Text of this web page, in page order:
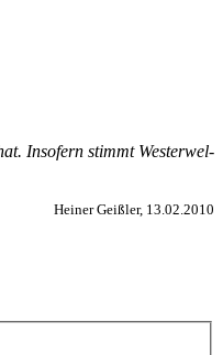
In­so­fern stimmt Wes­ter­wel­
Heiner Geißler, 13.02.2010